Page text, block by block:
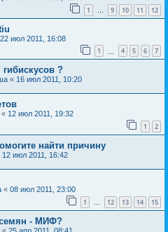
1 … 9 10 11 12
22 июл 2011, 16:08
1 4 5 6 7
?
« 16 июл 2011, 10:20
« 12 июл 2011, 19:32
1 2
найти причину
12 июл 2011, 16:42
« 08 июл 2011, 23:00
1 … 12 13 14 15
семян - МИФ?
« 25 апр 2011, 08:41